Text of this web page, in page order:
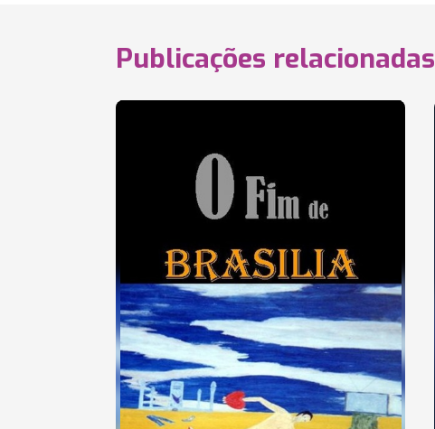
Publicações relacionadas